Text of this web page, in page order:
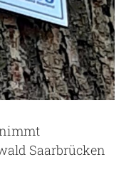
Saarbrücken